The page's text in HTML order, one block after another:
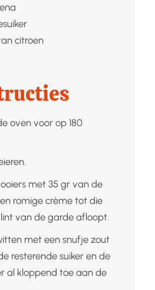
citroen
oven voor op 180
met 35 gr van de
romige crème tot die
van de garde afloopt.
met een snufje zout
resterende suiker en de
al kloppend toe aan de